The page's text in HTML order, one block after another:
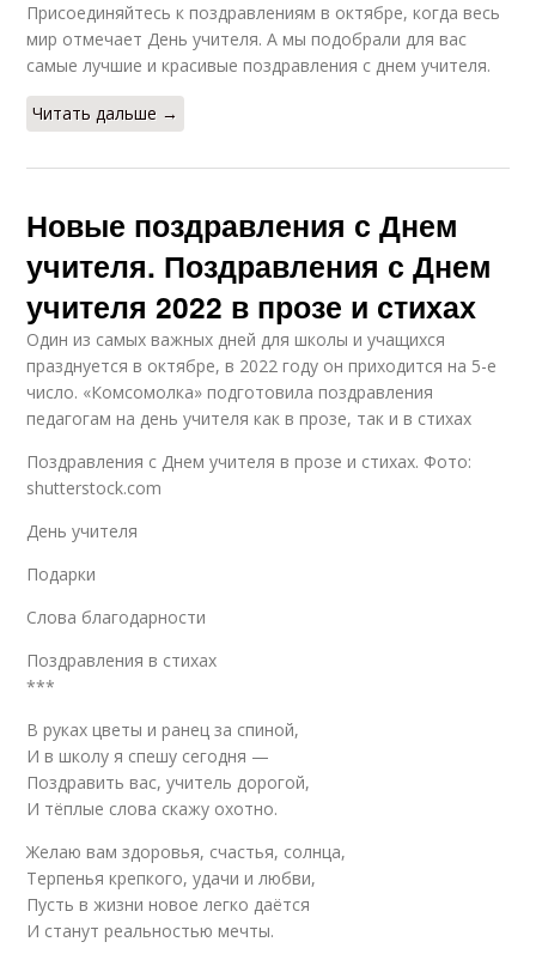
Присоединяйтесь к поздравлениям в октябре, когда весь
мир отмечает День учителя. А мы подобрали для вас
самые лучшие и красивые поздравления с днем учителя.
Читать дальше →
Новые поздравления с Днем
учителя. Поздравления с Днем
учителя 2022 в прозе и стихах
Один из самых важных дней для школы и учащихся
празднуется в октябре, в 2022 году он приходится на 5-е
число. «Комсомолка» подготовила поздравления
педагогам на день учителя как в прозе, так и в стихах
Поздравления с Днем учителя в прозе и стихах. Фото:
shutterstock.com
День учителя
Подарки
Слова благодарности
Поздравления в стихах
***
В руках цветы и ранец за спиной,
И в школу я спешу сегодня —
Поздравить вас, учитель дорогой,
И тёплые слова скажу охотно.
Желаю вам здоровья, счастья, солнца,
Терпенья крепкого, удачи и любви,
Пусть в жизни новое легко даётся
И станут реальностью мечты.